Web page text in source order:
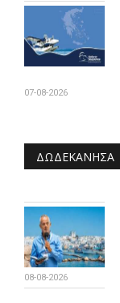
07-08-2026
ΔΩΔΕΚΆΝΗΣΑ
08-08-2026